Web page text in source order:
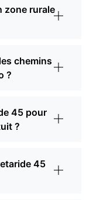
zone rurale
chemins
?
45 pour
?
45